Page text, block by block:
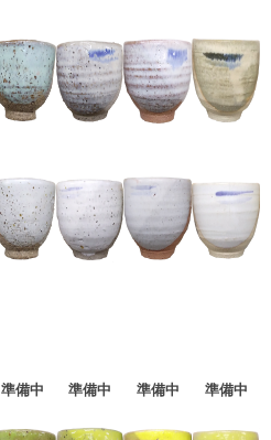
準備中 準備中 準備中 準備中